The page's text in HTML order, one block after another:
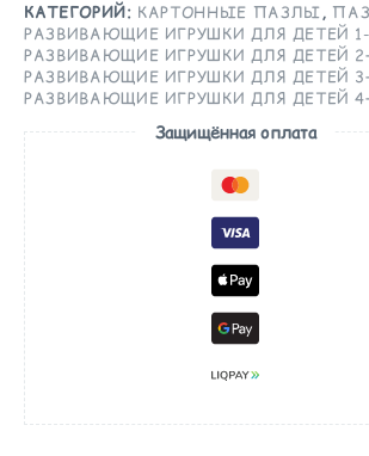
КАТЕГОРИЙ: КАРТОННЫЕ ПАЗЛЫ,
РАЗВИВАЮЩИЕ ИГРУШКИ ДЛЯ ДЕТЕЙ
РАЗВИВАЮЩИЕ ИГРУШКИ ДЛЯ ДЕТЕЙ
РАЗВИВАЮЩИЕ ИГРУШКИ ДЛЯ ДЕТЕЙ
РАЗВИВАЮЩИЕ ИГРУШКИ ДЛЯ ДЕТЕЙ
Защищённая оплата